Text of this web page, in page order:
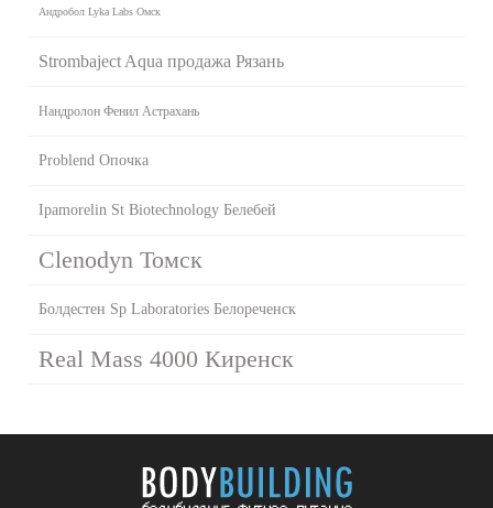
Андробол Lyka Labs Омск
Strombaject Aqua продажа Рязань
Нандролон Фенил Астрахань
Problend Опочка
Ipamorelin St Biotechnology Белебей
Clenodyn Томск
Болдестен Sp Laboratories Белореченск
Real Mass 4000 Киренск